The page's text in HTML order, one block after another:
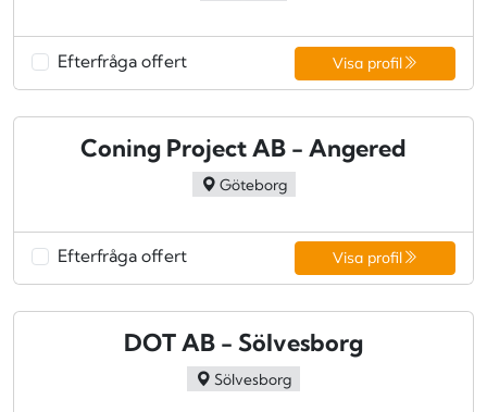
Efterfråga offert Visa profil
Coning Project AB - Angered
Göteborg
Efterfråga offert Visa profil
DOT AB - Sölvesborg
Sölvesborg